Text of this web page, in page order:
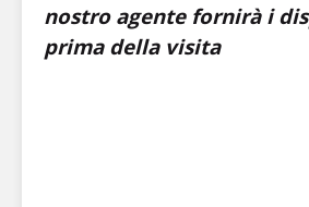
nostro agente fornirà i
prima della visita